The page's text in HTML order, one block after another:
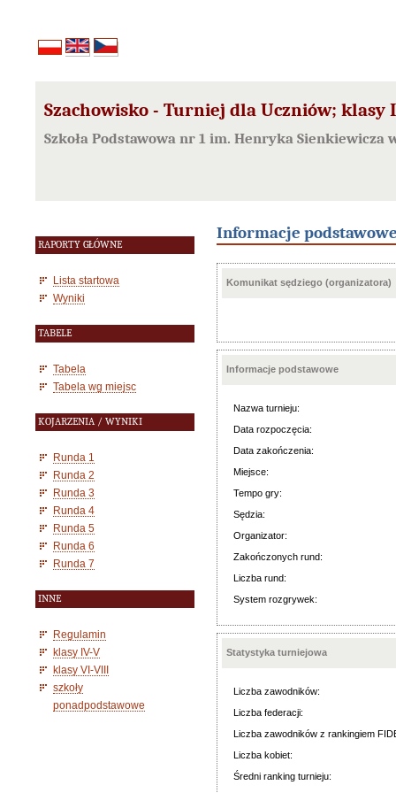
Szachowisko - Turniej dla Uczniów; klasy
Szkoła Podstawowa nr 1 im. Henryka Sienkiewicza
RAPORTY GŁÓWNE
Lista startowa
Wyniki
TABELE
Tabela
Tabela wg miejsc
KOJARZENIA / WYNIKI
Runda 1
Runda 2
Runda 3
Runda 4
Runda 5
Runda 6
Runda 7
INNE
Regulamin
klasy IV-V
klasy VI-VIII
szkoły
ponadpodstawowe
Informacje
Komunikat sędziego (organizatora)
Informacje podstawowe
Nazwa turnieju:
Data rozpoczęcia:
Data zakończenia:
Miejsce:
Tempo gry:
Sędzia:
Organizator:
Zakończonych rund:
Liczba rund:
System rozgrywek:
Statystyka turniejowa
Liczba zawodników:
Liczba federacji:
Liczba zawodników z rankingiem
Liczba kobiet:
Średni ranking turnieju: